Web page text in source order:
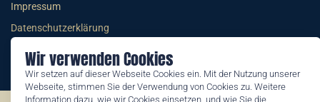
Wir verwenden Cookies
Wir setzen auf dieser Webseite Cookies ein. Mit der Nutzung unserer
Webseite, stimmen Sie der Verwendung von Cookies zu. Weitere
Information dazu, wie wir Cookies einsetzen, und wie Sie die
Impressum
Datenschutzerklärung